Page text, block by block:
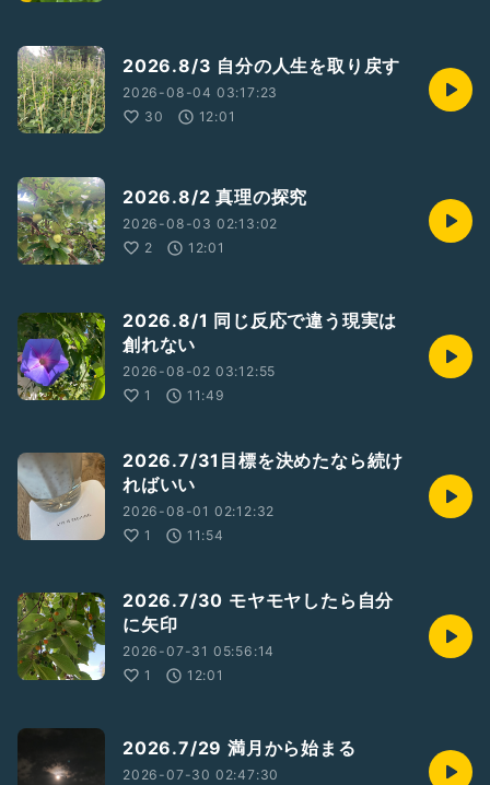
2026.8/3 自分の人生を取り戻す
2026-08-04 03:17:23
30
12:01
2026.8/2 真理の探究
2026-08-03 02:13:02
2
12:01
2026.8/1 同じ反応で違う現実は
創れない
2026-08-02 03:12:55
1
11:49
2026.7/31目標を決めたなら続け
ればいい
2026-08-01 02:12:32
1
11:54
2026.7/30 モヤモヤしたら自分
に矢印
2026-07-31 05:56:14
1
12:01
2026.7/29 満月から始まる
2026-07-30 02:47:30